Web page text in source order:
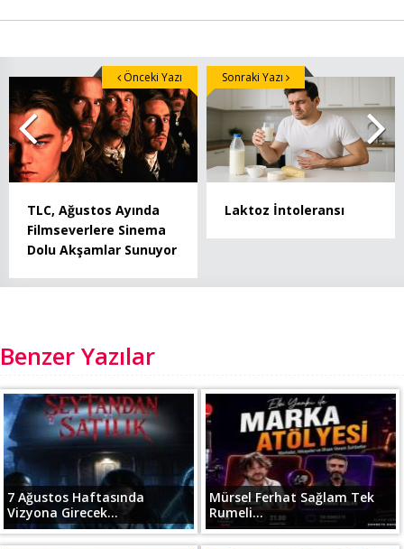
TLC, Ağustos Ayında
Filmseverlere Sinema
Dolu Akşamlar Sunuyor
Önceki Yazı
Laktoz İntoleransı
Sonraki Yazı
Benzer Yazılar
7 Ağustos Haftasında
Vizyona Girecek...
Mürsel Ferhat Sağlam Tek
Rumeli...